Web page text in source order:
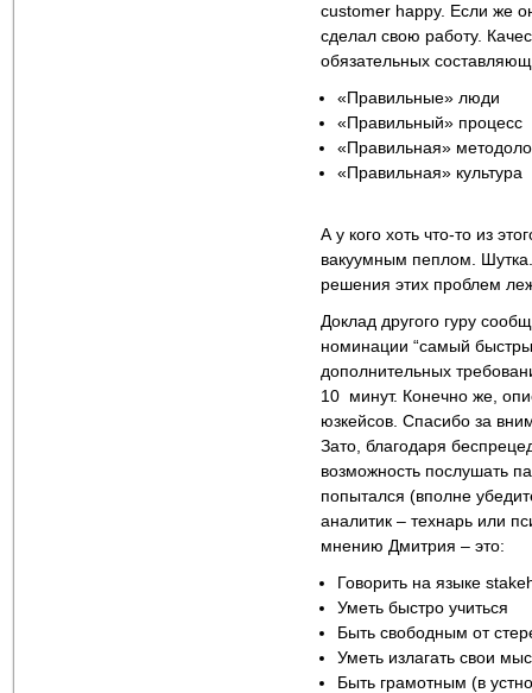
customer happy. Если же
сделал свою работу.
обязательных
«Правильные» люди
«Правильный» процесс
«Правильная»
«Правильная» культура
А у кого хоть что-то из
вакуумным пеплом.
решения этих проблем
Доклад другого гуру
номинации “самый
дополнительных
10 минут. Конечно же,
юзкейсов. Спасибо за
Зато, благодаря
возможность послушать
попытался (вполне
аналитик – технарь или
мнению Дмитрия – это:
Говорить на языке
Уметь быстро учиться
Быть свободным от
Уметь излагать свои
Быть грамотным (в